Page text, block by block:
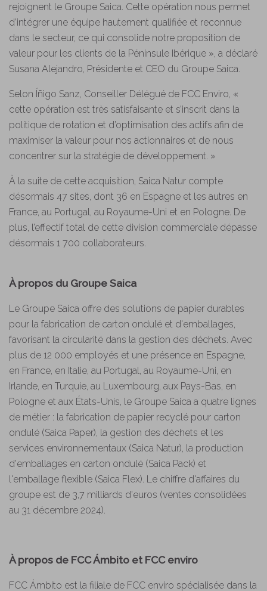
rejoignent le Groupe Saica. Cette opération nous permet
d’intégrer une équipe hautement qualifiée et reconnue
dans le secteur, ce qui consolide notre proposition de
valeur pour les clients de la Péninsule Ibérique », a déclaré
Susana Alejandro, Présidente et CEO du Groupe Saica.
Selon Íñigo Sanz, Conseiller Délégué de FCC Enviro, «
cette opération est très satisfaisante et s’inscrit dans la
politique de rotation et d’optimisation des actifs afin de
maximiser la valeur pour nos actionnaires et de nous
concentrer sur la stratégie de développement. »
À la suite de cette acquisition, Saica Natur compte
désormais 47 sites, dont 36 en Espagne et les autres en
France, au Portugal, au Royaume-Uni et en Pologne. De
plus, l’effectif total de cette division commerciale dépasse
désormais 1 700 collaborateurs.
À propos du Groupe Saica
Le Groupe Saica offre des solutions de papier durables
pour la fabrication de carton ondulé et d'emballages,
favorisant la circularité dans la gestion des déchets. Avec
plus de 12 000 employés et une présence en Espagne,
en France, en Italie, au Portugal, au Royaume-Uni, en
Irlande, en Turquie, au Luxembourg, aux Pays-Bas, en
Pologne et aux États-Unis, le Groupe Saica a quatre lignes
de métier : la fabrication de papier recyclé pour carton
ondulé (Saica Paper), la gestion des déchets et les
services environnementaux (Saica Natur), la production
d'emballages en carton ondulé (Saica Pack) et
l'emballage flexible (Saica Flex). Le chiffre d'affaires du
groupe est de 3,7 milliards d'euros (ventes consolidées
au 31 décembre 2024).
À propos de FCC Ámbito et FCC enviro
FCC Ámbito est la filiale de FCC enviro spécialisée dans la